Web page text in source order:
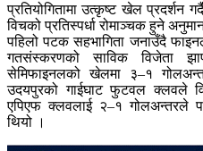
प्रतियोगितामा उत्कृष्ट खेल प्रदर्शन
विचको प्रतिस्पर्धा रोमाञ्चक हुने
पहिलो पटक सहभागिता जनाउँदै
गतसंस्करणको साविक विजेता
सेमिफाइनलको खेलमा ३–१
उदयपुरको गाईघाट फुटवल क्लवले
एपिएफ क्लवलाई २–१ गोलअन्तरले
थियो ।